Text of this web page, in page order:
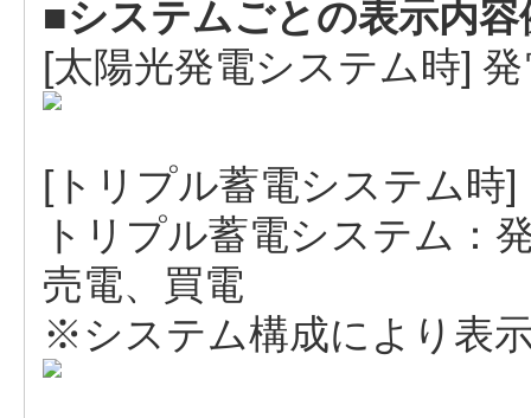
■システムごとの表示内容
[太陽光発電システム時]
[トリプル蓄電システム時]
トリプル蓄電システム：
売電、買電
※システム構成により表